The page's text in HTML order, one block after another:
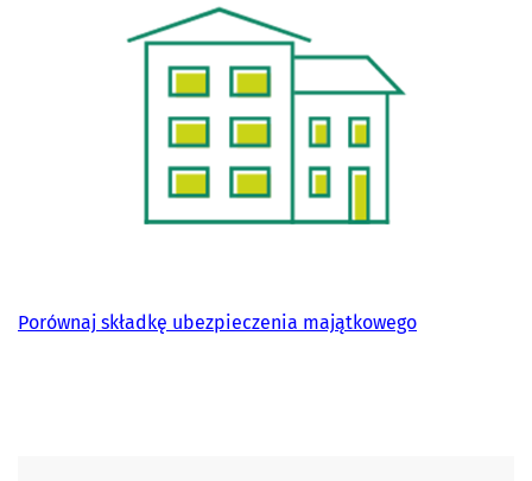
Porównaj składkę ubezpieczenia majątkowego